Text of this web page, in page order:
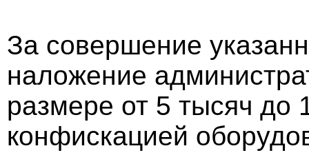
За совершение
наложение
размере от 5 тысяч до
конфискацией